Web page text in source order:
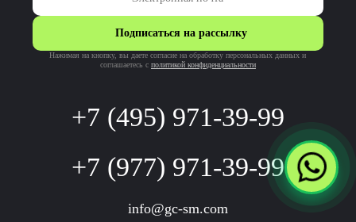
+7 (495) 971-39-99
+7 (977) 971-39-99
info@gc-sm.com
Подписаться на рассылку
Нажимая на кнопку, вы даете согласие на обработку персональных данных и
соглашаетесь c политикой конфиденциальности